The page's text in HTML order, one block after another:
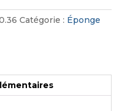
Catégorie : Éponge